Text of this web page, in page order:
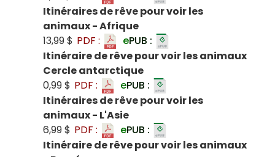
Itinéraires de rêve pour voir les
animaux - Afrique
13,99 $ PDF : ePUB :
Itinéraire de rêve pour voir les animaux
Cercle antarctique
0,99 $ PDF : ePUB :
Itinéraires de rêve pour voir les
animaux - L'Asie
6,99 $ PDF : ePUB :
Itinéraire de rêve pour voir les animaux